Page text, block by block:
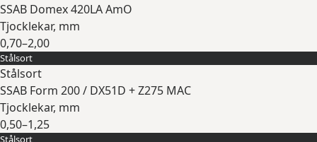
SSAB Domex 420LA AmO
Tjocklekar, mm
0,70–2,00
Expandera
Stålsort
Stålsort
SSAB Form 200 / DX51D + Z275 MAC
Tjocklekar, mm
0,50–1,25
Stålsort